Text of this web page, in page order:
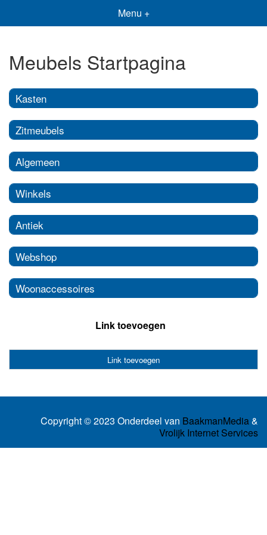
Menu +
Meubels Startpagina
Kasten
Zitmeubels
Algemeen
Winkels
Antiek
Webshop
Woonaccessoires
Link toevoegen
Link toevoegen
Copyright © 2023 Onderdeel van BaakmanMedia&
Vrolijk Internet Services